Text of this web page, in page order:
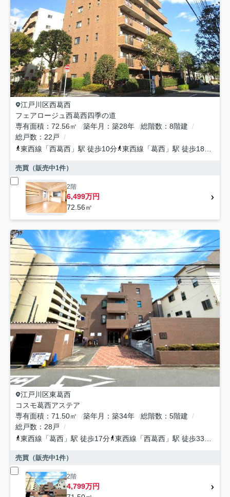
江戸川区西葛西
フェアロージュ西葛西四季の道
専有面積
72.56㎡ 築年月 築28年 総階数
8階建
総戸数
22戸
東西線 「西葛西 」駅 徒歩10分 東西線 「葛西 」駅 徒歩18分
売買（販売中1件）
2階
6,499万円
72.56㎡
江戸川区東葛西
コスモ葛西アステア
専有面積
71.50㎡ 築年月 築34年 総階数
5階建
総戸数
28戸
東西線 「葛西 」駅 徒歩17分 東西線 「西葛西 」駅 徒歩33分
売買（販売中1件）
2階
4,799万円